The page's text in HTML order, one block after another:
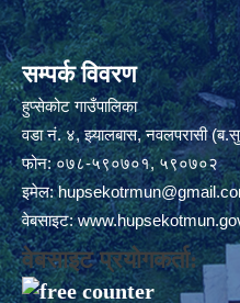
सम्पर्क विवरण
हुप्सेकोट गाउँपालिका
वडा नं. ४, झ्यालबास, नवलपरासी
फोन: ०७८-५९०७०१, ५९०७०२
इमेल:
वेबसाइट:
वेबसाइट प्रयोगकर्ता: